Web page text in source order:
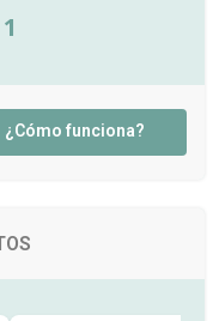
1
¿Cómo funciona?